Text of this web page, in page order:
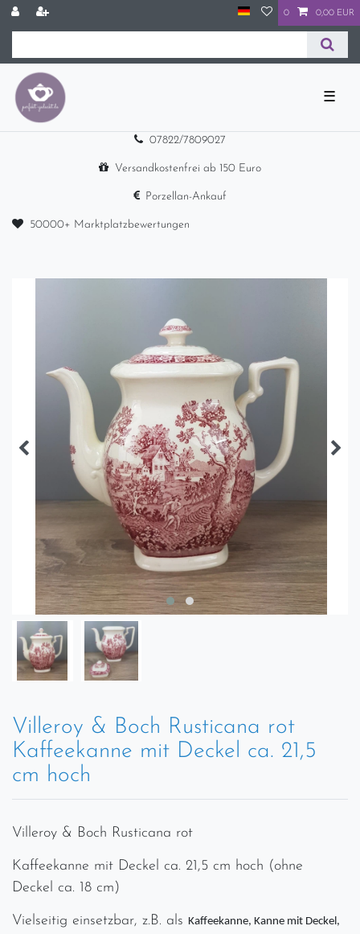
0 0,00 EUR
☰
07822/7809027
Versandkostenfrei ab 150 Euro
Porzellan-Ankauf
50000+ Marktplatzbewertungen
Villeroy & Boch Rusticana rot
Kaffeekanne mit Deckel ca. 21,5
cm hoch
Villeroy & Boch Rusticana rot
Kaffeekanne mit Deckel ca. 21,5 cm hoch (ohne
Deckel ca. 18 cm)
Vielseitig einsetzbar, z.B. als Kaffeekanne, Kanne mit Deckel,